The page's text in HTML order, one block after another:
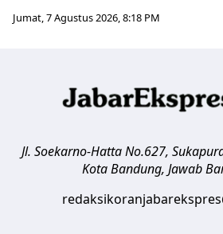
Jumat, 7 Agustus 2026, 8:18 PM
Jl. Soekarno-Hatta No.627,
Kota Bandung, Jawab